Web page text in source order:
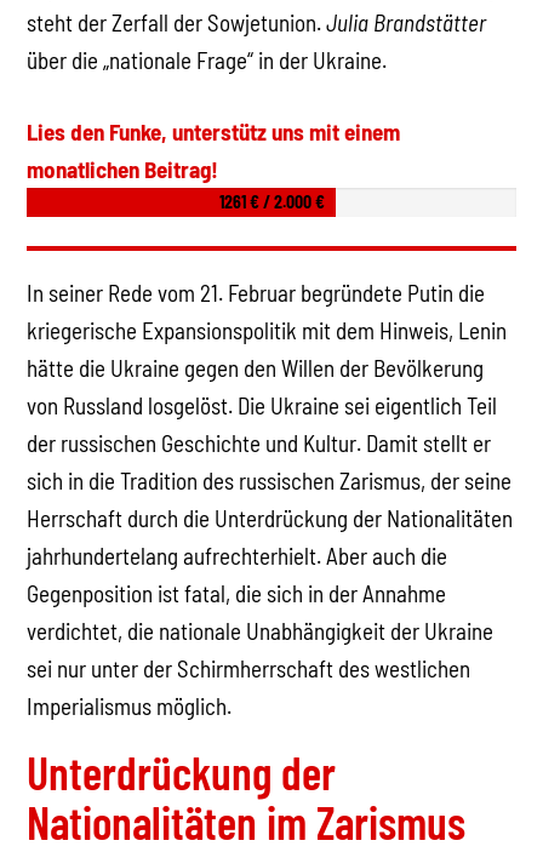
steht der Zerfall der Sowjetunion.Julia Brandstätter
über die „nationale Frage“ in der Ukraine.
Lies den Funke, unterstütz uns mit einem
monatlichen Beitrag!
1261 € / 2.000 €
In seiner Rede vom 21. Februar begründete Putin die
kriegerische Expansionspolitik mit dem Hinweis, Lenin
hätte die Ukraine gegen den Willen der Bevölkerung
von Russland losgelöst. Die Ukraine sei eigentlich Teil
der russischen Geschichte und Kultur. Damit stellt er
sich in die Tradition des russischen Zarismus, der seine
Herrschaft durch die Unterdrückung der Nationalitäten
jahrhundertelang aufrechterhielt. Aber auch die
Gegenposition ist fatal, die sich in der Annahme
verdichtet, die nationale Unabhängigkeit der Ukraine
sei nur unter der Schirmherrschaft des westlichen
Imperialismus möglich.
Unterdrückung der
Nationalitäten im Zarismus